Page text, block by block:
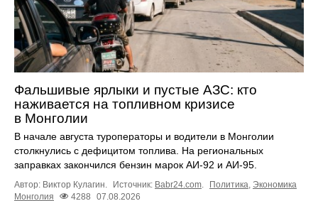
Фальшивые ярлыки и пустые АЗС: кто
наживается на топливном кризисе
в Монголии
В начале августа туроператоры и водители в Монголии
столкнулись с дефицитом топлива. На региональных
заправках закончился бензин марок АИ-92 и АИ-95.
Автор: Виктор Кулагин. Источник: Babr24.com Политика Экономика
Монголия
4288 07.08.2026